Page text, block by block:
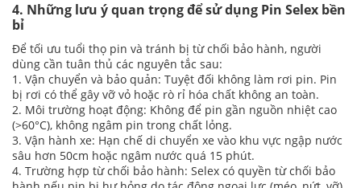
4. Những lưu ý quan trọng để sử dụng Pin Selex bền
bỉ
Để tối ưu tuổi thọ pin và tránh bị từ chối bảo hành, người
dùng cần tuân thủ các nguyên tắc sau:
1. Vận chuyển và bảo quản: Tuyệt đối không làm rơi pin. Pin
bị rơi có thể gây vỡ vỏ hoặc rò rỉ hóa chất không an toàn.
2. Môi trường hoạt động: Không để pin gần nguồn nhiệt cao
(>60°C), không ngâm pin trong chất lỏng.
3. Vận hành xe: Hạn chế di chuyển xe vào khu vực ngập nước
sâu hơn 50cm hoặc ngâm nước quá 15 phút.
4. Trường hợp từ chối bảo hành: Selex có quyền từ chối bảo